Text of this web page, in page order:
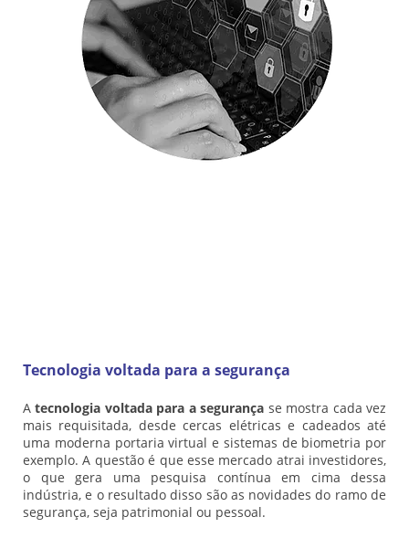
Tecnologia voltada para a segurança
Atecnologia voltada para a segurança se mostra cada vez
mais requisitada, desde cercas elétricas e cadeados até
uma moderna portaria virtual e sistemas de biometria por
exemplo. A questão é que esse mercado atrai investidores,
o que gera uma pesquisa contínua em cima dessa
indústria, e o resultado disso são as novidades do ramo de
segurança, seja patrimonial ou pessoal.